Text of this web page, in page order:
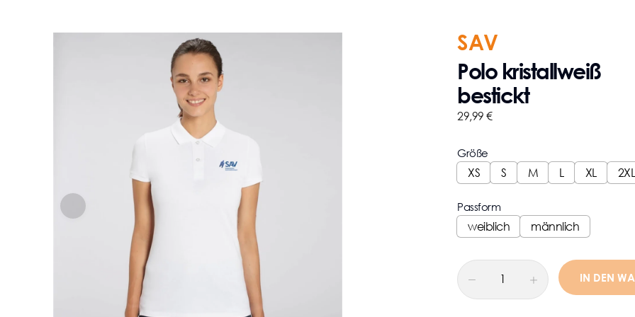
SAV
Polo kristallweiß
bestickt
29,99€
Größe
XS S M L XL 2XL
Passform
weiblich männlich
IN DEN